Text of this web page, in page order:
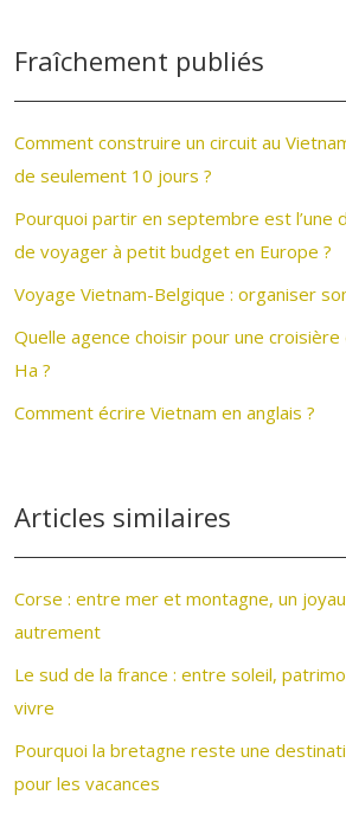
Fraîchement publiés
Comment construire un circuit au
de seulement 10 jours ?
Pourquoi partir en septembre est l’une
de voyager à petit budget en Europe ?
Voyage Vietnam-Belgique : organiser
Quelle agence choisir pour une croisière
Ha ?
Comment écrire Vietnam en anglais ?
Articles similaires
Corse : entre mer et montagne, un
autrement
Le sud de la france : entre soleil,
vivre
Pourquoi la bretagne reste une
pour les vacances